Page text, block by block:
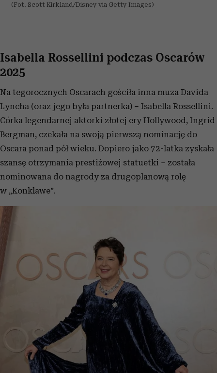
(Fot. Scott Kirkland/Disney via Getty Images)
Isabella Rossellini podczas Oscarów
2025
Na tegorocznych Oscarach gościła inna muza Davida
Lyncha (oraz jego była partnerka) – Isabella Rossellini.
Córka legendarnej aktorki złotej ery Hollywood, Ingrid
Bergman, czekała na swoją pierwszą nominację do
Oscara ponad pół wieku. Dopiero jako 72-latka zyskała
szansę otrzymania prestiżowej statuetki – została
nominowana do nagrody za drugoplanową rolę
w „Konklawe”.